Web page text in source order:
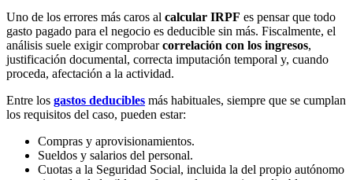
Uno de los errores más caros al calcular IRPF es pensar que todo
gasto pagado para el negocio es deducible sin más. Fiscalmente, el
análisis suele exigir comprobarcorrelación con los ingresos,
justificación documental, correcta imputación temporal y, cuando
proceda, afectación a la actividad.
Entre los gastos deducibles más habituales, siempre que se cumplan
los requisitos del caso, pueden estar:
Compras y aprovisionamientos.
Sueldos y salarios del personal.
Cuotas a la Seguridad Social, incluida la del propio autónomo